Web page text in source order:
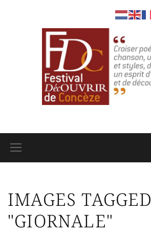
IMAGES TAGGED
"GIORNALE"